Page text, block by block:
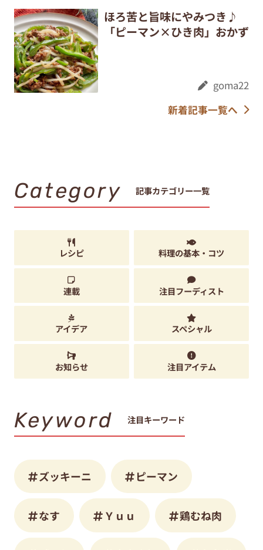
ほろ苦と旨味にやみつき♪
「ピーマン×ひき肉」おかず
goma22
新着記事一覧へ
Category 記事カテゴリー一覧
レシピ 料理の基本・コツ
連載 注目フーディスト
アイデア スペシャル
お知らせ 注目アイテム
Keyword 注目キーワード
ズッキーニ ピーマン
なす Ｙｕｕ 鶏むね肉